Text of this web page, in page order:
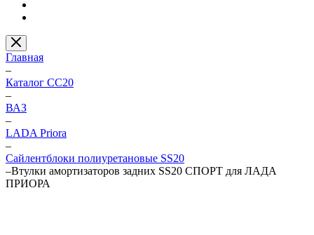
Главная
–
Каталог CC20
–
ВАЗ
–
LADA Priora
–
Сайлентблоки полиуретановые SS20
–Втулки амортизаторов задних SS20 СПОРТ для ЛАДА
ПРИОРА